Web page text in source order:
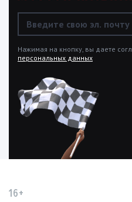
Нажимая на кнопку, вы даете
персональных данных
16+